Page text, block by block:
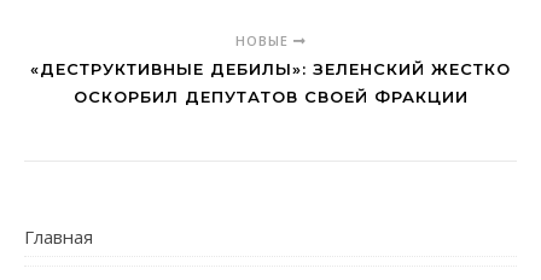
НОВЫЕ
«ДЕСТРУКТИВНЫЕ ДЕБИЛЫ»: ЗЕЛЕНСКИЙ ЖЕСТКО
ОСКОРБИЛ ДЕПУТАТОВ СВОЕЙ ФРАКЦИИ
Главная